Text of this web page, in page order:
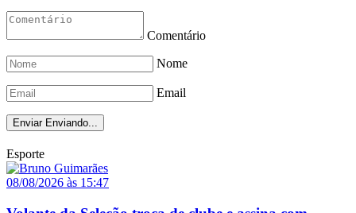
Comentário
Nome
Email
Enviar Enviando...
Esporte
08/08/2026 às 15:47